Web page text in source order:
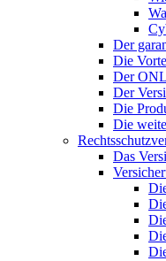
Der
Die
Der
Der
Die
Die
Das